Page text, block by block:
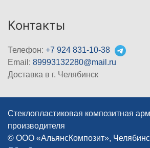
Контакты
Телефон: +7 924 831-10-38
Email: 89993132280@mail.ru
Доставка в г. Челябинск
Стеклопластиковая композитная
производителя
© ООО «АльянсКомпозит»,